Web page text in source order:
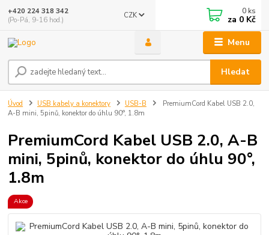
Menu
CZK
Hledat
+420 224 318 342
(Po-Pá, 9-16 hod.)
0 ks
za 0 Kč
Úvod USB kabely a konektory USB-B
PremiumCord Kabel USB 2.0,
A-B mini, 5pinů, konektor do úhlu 90°, 1.8m
PremiumCord Kabel USB 2.0, A-B
mini, 5pinů, konektor do úhlu 90°,
1.8m
Akce